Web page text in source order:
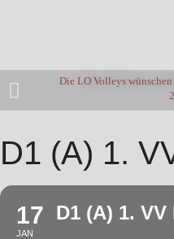
Die LO Volleys
D1 (A) 1.
17
JAN
D1 (A) 1. VV